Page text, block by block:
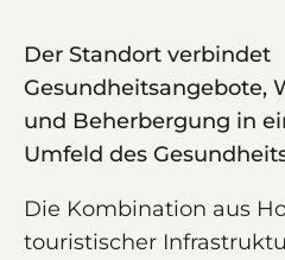
Der Standort verbindet
Gesundheitsangebote,
und Beherbergung in
Umfeld des
Die Kombination aus
touristischer